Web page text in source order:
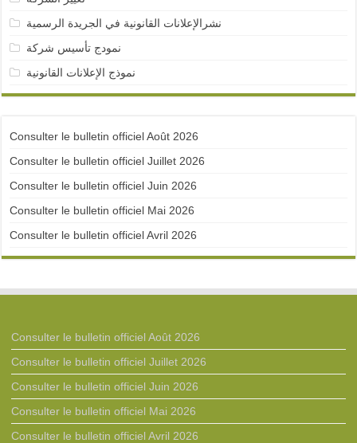
نشرالإعلانات القانونية في الجريدة الرسمية
نمودج تأسيس شركة
نموذج الإعلانات القانونية
Consulter le bulletin officiel Août 2026
Consulter le bulletin officiel Juillet 2026
Consulter le bulletin officiel Juin 2026
Consulter le bulletin officiel Mai 2026
Consulter le bulletin officiel Avril 2026
Consulter le bulletin officiel Août 2026
Consulter le bulletin officiel Juillet 2026
Consulter le bulletin officiel Juin 2026
Consulter le bulletin officiel Mai 2026
Consulter le bulletin officiel Avril 2026